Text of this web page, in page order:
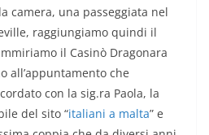
camera, una passeggiata nel
raggiungiamo quindi il
il Casinò Dragonara
all’appuntamento che
con la sig.ra Paola, la
del sito “italiani a malta” e